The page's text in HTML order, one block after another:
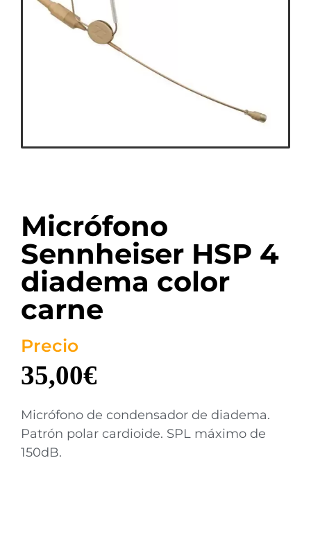
Micrófono
Sennheiser HSP 4
diadema color
carne
Precio
35,00€
Micrófono de condensador de diadema.
Patrón polar cardioide. SPL máximo de
150dB.